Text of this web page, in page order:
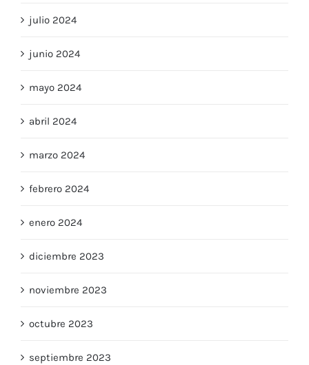
julio 2024
junio 2024
mayo 2024
abril 2024
marzo 2024
febrero 2024
enero 2024
diciembre 2023
noviembre 2023
octubre 2023
septiembre 2023